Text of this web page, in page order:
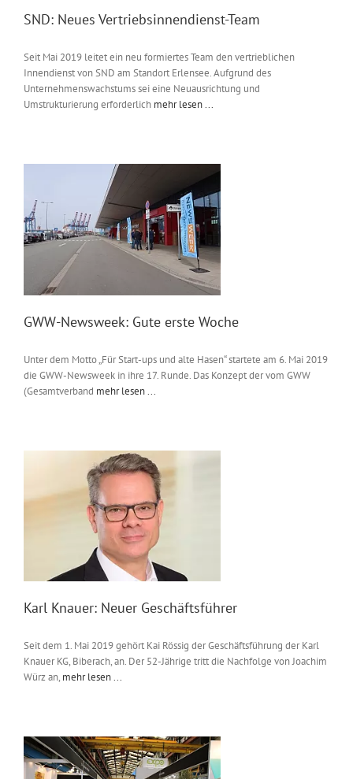
SND: Neues Vertriebsinnendienst-Team
Seit Mai 2019 leitet ein neu formiertes Team den vertrieblichen
Innendienst von SND am Standort Erlensee. Aufgrund des
Unternehmenswachstums sei eine Neuausrichtung und
Umstrukturierung erforderlich mehr lesen ...
GWW-Newsweek: Gute erste Woche
Unter dem Motto „Für Start-ups und alte Hasen“ startete am 6. Mai 2019
die GWW-Newsweek in ihre 17. Runde. Das Konzept der vom GWW
(Gesamtverband mehr lesen ...
Karl Knauer: Neuer Geschäftsführer
Seit dem 1. Mai 2019 gehört Kai Rössig der Geschäftsführung der Karl
Knauer KG, Biberach, an. Der 52-Jährige tritt die Nachfolge von Joachim
Würz an, mehr lesen ...